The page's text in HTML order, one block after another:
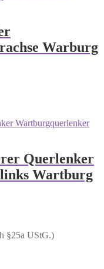
Warburg
Querlenker
Wartburg
§25a UStG.)